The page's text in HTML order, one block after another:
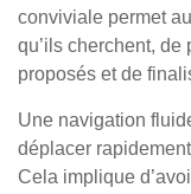
conviviale permet
qu’ils cherchent,
proposés et de
Une navigation
déplacer
Cela implique